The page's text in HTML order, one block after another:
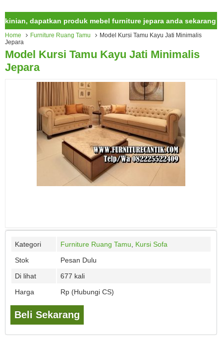
produk mebel furniture jepara anda sekarang juga.
Home Furniture Ruang Tamu
Model Kursi Tamu Kayu Jati Minimalis
Jepara
Model Kursi Tamu Kayu Jati Minimalis
Jepara
Kategori Furniture Ruang Tamu
Kursi Sofa
Stok
Pesan Dulu
Di lihat
677 kali
Harga
Rp (Hubungi CS)
Beli Sekarang